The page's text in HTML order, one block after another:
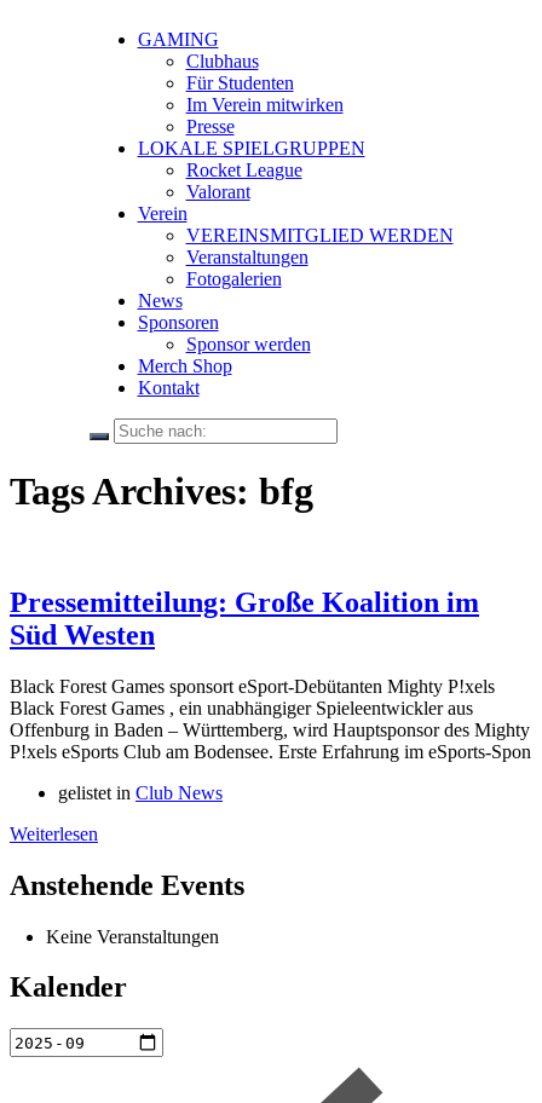
GAMING
Clubhaus
Für Studenten
Im Verein mitwirken
Presse
LOKALE SPIELGRUPPEN
Rocket League
Valorant
Verein
VEREINSMITGLIED WERDEN
Veranstaltungen
Fotogalerien
News
Sponsoren
Sponsor werden
Merch Shop
Kontakt
Tags Archives: bfg
Pressemitteilung: Große Koalition im
Süd Westen
Black Forest Games sponsort eSport-Debütanten Mighty P!xels
Black Forest Games , ein unabhängiger Spieleentwickler aus
Offenburg in Baden – Württemberg, wird Hauptsponsor des Mighty
P!xels eSports Club am Bodensee. Erste Erfahrung im eSports-Spon
gelistet in Club News
Weiterlesen
Anstehende Events
Keine Veranstaltungen
Kalender